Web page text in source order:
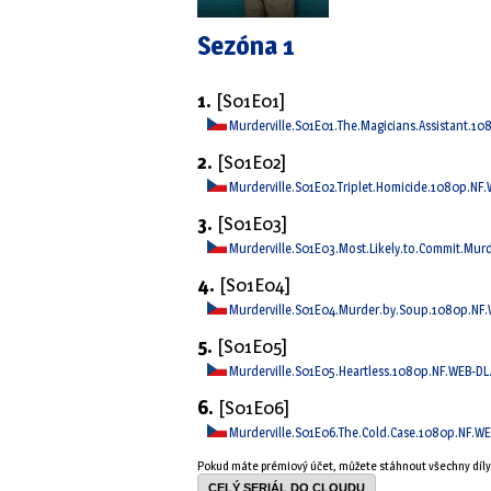
Sezóna 1
1. [S01E01]
2. [S01E02]
3. [S01E03]
4. [S01E04]
5. [S01E05]
Murderville.S01E05.Heartless.1080p.NF.WEB-
6. [S01E06]
Pokud máte prémiový účet, můžete stáhnout všechny
CELÝ SERIÁL DO CLOUDU